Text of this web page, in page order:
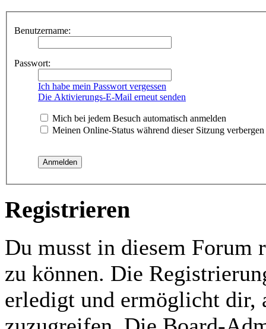
Benutzername:
Passwort:
Ich habe mein Passwort vergessen
Die Aktivierungs-E-Mail erneut senden
Mich bei jedem Besuch automatisch anmelden
Meinen Online-Status während dieser Sitzung verbergen
Registrieren
Du musst in diesem Forum
zu können. Die
erledigt und ermöglicht dir,